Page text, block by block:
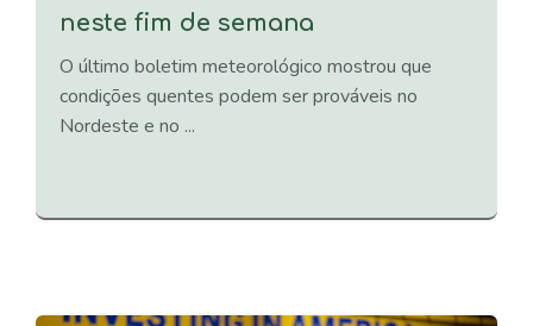
neste fim de semana
O último boletim meteorológico mostrou que
condições quentes podem ser prováveis ​​no
Nordeste e no ...